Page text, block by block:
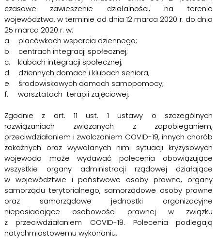
czasowe zawieszenie działalności, na terenie
województwa, w terminie od dnia 12 marca 2020 r. do dnia
25 marca 2020 r. w:
a. placówkach wsparcia dziennego;
b. centrach integracji społecznej;
c. klubach integracji społecznej;
d. dziennych domach i klubach seniora;
e. środowiskowych domach samopomocy;
f. warsztatach terapii zajęciowej.
Zgodnie z art. 11 ust. 1 ustawy o szczególnych
rozwiązaniach związanych z zapobieganiem,
przeciwdziałaniem i zwalczaniem COVID-19, innych chorób
zakaźnych oraz wywołanych nimi sytuacji kryzysowych
wojewoda może wydawać polecenia obowiązujące
wszystkie organy administracji rządowej działające
w województwie i państwowe osoby prawne, organy
samorządu terytorialnego, samorządowe osoby prawne
oraz samorządowe jednostki organizacyjne
nieposiadające osobowości prawnej w związku
z przeciwdziałaniem COVID-19. Polecenia podlegają
natychmiastowemu wykonaniu.